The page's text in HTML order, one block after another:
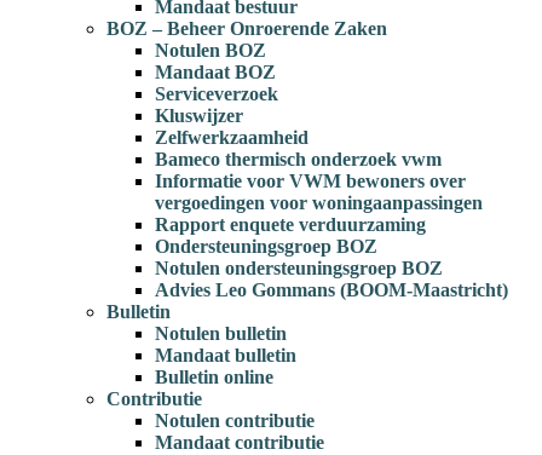
Mandaat bestuur
BOZ – Beheer Onroerende Zaken
Notulen BOZ
Mandaat BOZ
Serviceverzoek
Kluswijzer
Zelfwerkzaamheid
Bameco thermisch onderzoek vwm
Informatie voor VWM bewoners over
vergoedingen voor woningaanpassingen
Rapport enquete verduurzaming
Ondersteuningsgroep BOZ
Notulen ondersteuningsgroep BOZ
Advies Leo Gommans (BOOM-Maastricht)
Bulletin
Notulen bulletin
Mandaat bulletin
Bulletin online
Contributie
Notulen contributie
Mandaat contributie